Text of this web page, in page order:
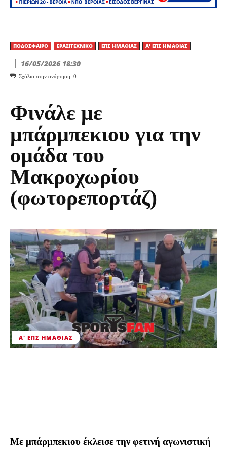
ΠΟΔΌΣΦΑΙΡΟ ΕΡΑΣΙΤΕΧΝΙΚΟ ΕΠΣ ΗΜΑΘΊΑΣ Α' ΕΠΣ ΗΜΑΘΊΑΣ
16/05/2026 18:30
Σχόλια στην ανάρτηση: 0
Φινάλε με
μπάρμπεκιου για την
ομάδα του
Μακροχωρίου
(φωτορεπορτάζ)
Α' ΕΠΣ ΗΜΑΘΊΑΣ
Με μπάρμπεκιου έκλεισε την φετινή αγωνιστική